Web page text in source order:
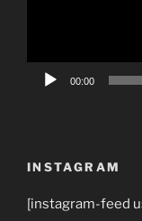
00:00
INSTAGRAM
[instagram-feed